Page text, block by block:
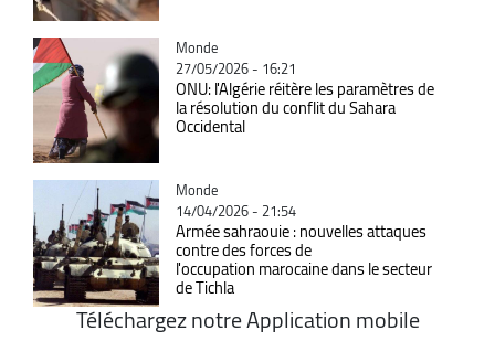
Catégorie
Monde
27/05/2026 - 16:21
ONU: l'Algérie réitère les paramètres de
la résolution du conflit du Sahara
Occidental
Catégorie
Monde
14/04/2026 - 21:54
Armée sahraouie : nouvelles attaques
contre des forces de
l'occupation marocaine dans le secteur
de Tichla
Téléchargez notre Application mobile